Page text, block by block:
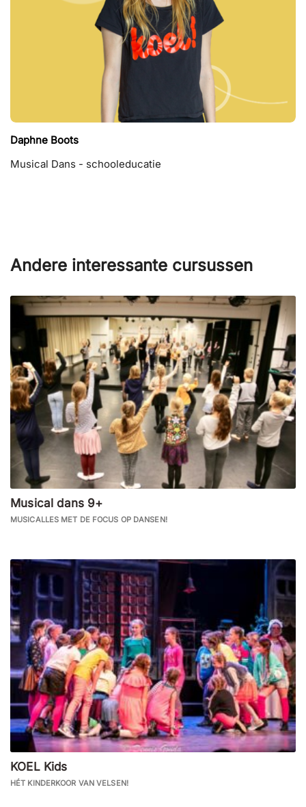
Daphne Boots
Musical Dans - schooleducatie
Andere interessante cursussen
Musical dans 9+
MUSICALLES MET DE FOCUS OP DANSEN!
KOEL Kids
HÉT KINDERKOOR VAN VELSEN!